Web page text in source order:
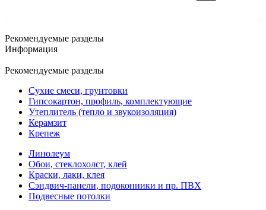
Рекомендуемые разделы
Информация
Рекомендуемые разделы
Сухие смеси, грунтовки
Гипсокартон, профиль, комплектующие
Утеплитель (тепло и звукоизоляция)
Керамзит
Крепеж
Линолеум
Обои, стеклохолст, клей
Краски, лаки, клея
Сэндвич-панели, подоконники и пр. ПВХ
Подвесные потолки